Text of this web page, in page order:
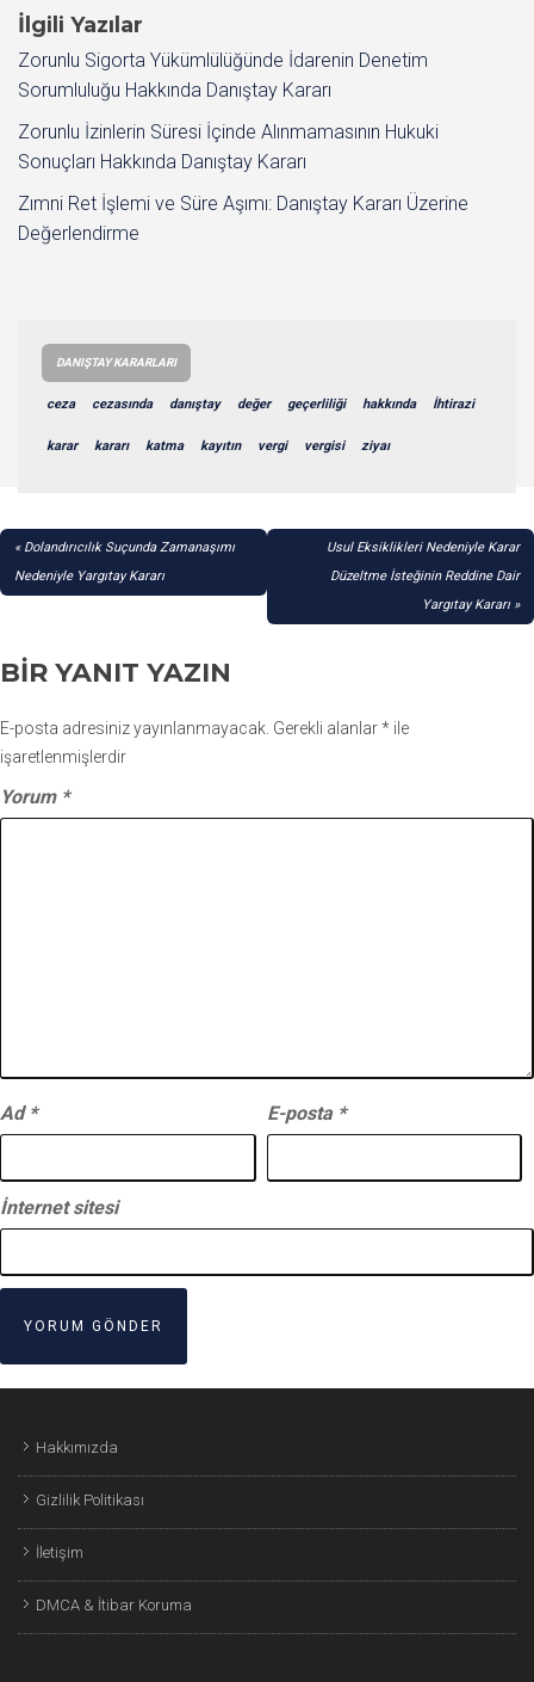
İlgili Yazılar
Zorunlu Sigorta Yükümlülüğünde İdarenin Denetim
Sorumluluğu Hakkında Danıştay Kararı
Zorunlu İzinlerin Süresi İçinde Alınmamasının Hukuki
Sonuçları Hakkında Danıştay Kararı
Zımni Ret İşlemi ve Süre Aşımı: Danıştay Kararı Üzerine
Değerlendirme
DANIŞTAY KARARLARI
ceza cezasında danıştay değer geçerliliği hakkında İhtirazi
karar kararı katma kayıtın vergi vergisi ziyaı
YAZI
GEZINMESI
Dolandırıcılık Suçunda Zamanaşımı
Nedeniyle Yargıtay Kararı
Usul Eksiklikleri Nedeniyle Karar
Düzeltme İsteğinin Reddine Dair
Yargıtay Kararı
BIR YANIT YAZIN
E-posta adresiniz yayınlanmayacak. Gerekli alanlar* ile
işaretlenmişlerdir
Yorum *
Ad * E-posta *
İnternet sitesi
Hakkımızda
Gizlilik Politikası
İletişim
DMCA & İtibar Koruma